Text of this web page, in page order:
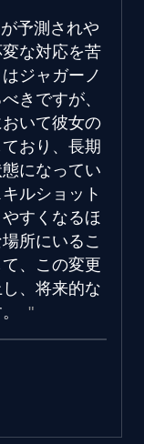
予測されや
な対応を苦
ジャガーノ
きですが、
いて彼女の
おり、長期
になってい
ルショット
すくなるほ
所にいるこ
、この変更
、将来的な